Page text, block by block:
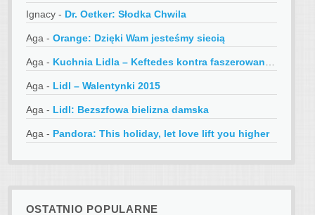
Ignacy- Dr. Oetker: Słodka Chwila
Aga - Orange: Dzięki Wam jesteśmy siecią
Aga - Kuchnia Lidla – Keftedes kontra faszerowane papryczki
Aga - Lidl – Walentynki 2015
Aga - Lidl: Bezszfowa bielizna damska
Aga - Pandora: This holiday, let love lift you higher
OSTATNIO POPULARNE